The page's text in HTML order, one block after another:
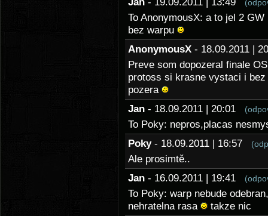
To AnonymousX: a to jel 2
bez warpu
AnonymousX - 18.09.2011 |
Preve som dopozeral finale
protoss si krasne vystaci i
pozera
Jan - 18.09.2011 | 20:01
To Poky: nepros,placas
Poky - 18.09.2011 | 16:57
Ale prosimtě..
Jan - 16.09.2011 | 19:41
To Poky: warp nebude
nehratelna rasa
takze nic